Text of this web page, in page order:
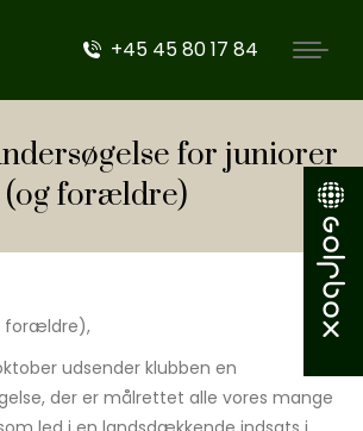
+45 45 80 17 84
for juniorer
(og forældre)
forældre),
udsender klubben en
der er målrettet alle vores mange